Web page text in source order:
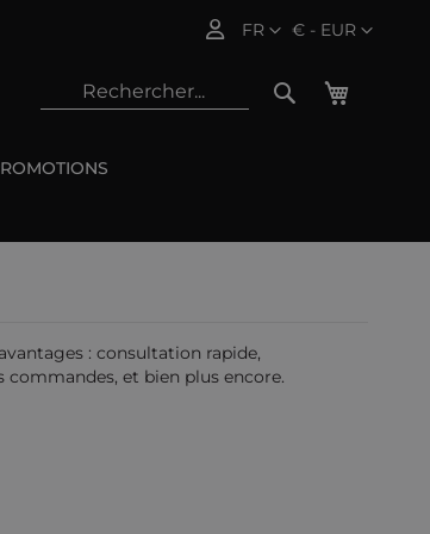
Devise
€ - EUR
Langue
FR
: consultation rapide,
commandes, et bien plus encore.